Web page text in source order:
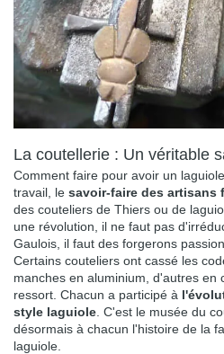
La coutellerie : Un véritable
Comment faire pour avoir un
travail, le savoir-faire des artisans
des couteliers de Thiers ou de
une révolution, il ne faut pas
Gaulois, il faut des forgerons
Certains couteliers ont cassé les
manches en aluminium, d'autres en
ressort. Chacun a participé à
style laguiole . C'est le musée du
désormais à chacun l'histoire de la
laguiole.